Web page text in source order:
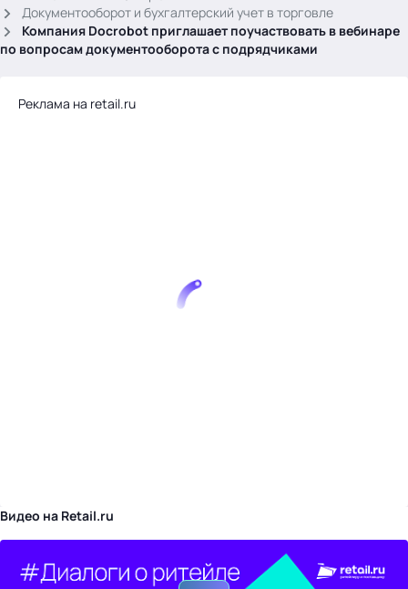
Документооборот и бухгалтерский учет в торговле
Компания Docrobot приглашает поучаствовать в вебинаре
по вопросам документооборота с подрядчиками
Реклама на retail.ru
Видео на Retail.ru